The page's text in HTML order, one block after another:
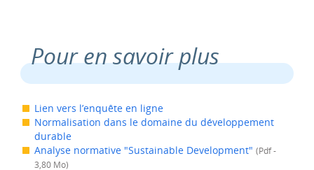
Pour en savoir plus
Lien vers l’enquête en ligne
Normalisation dans le domaine du développement
durable
Analyse normative "Sustainable Development" (Pdf -
3,80 Mo)